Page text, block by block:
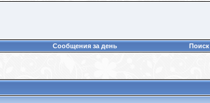
Сообщения за день Поиск